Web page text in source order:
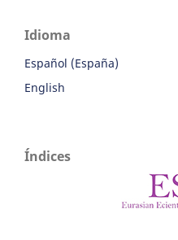
Idioma
Español (España)
English
Índices